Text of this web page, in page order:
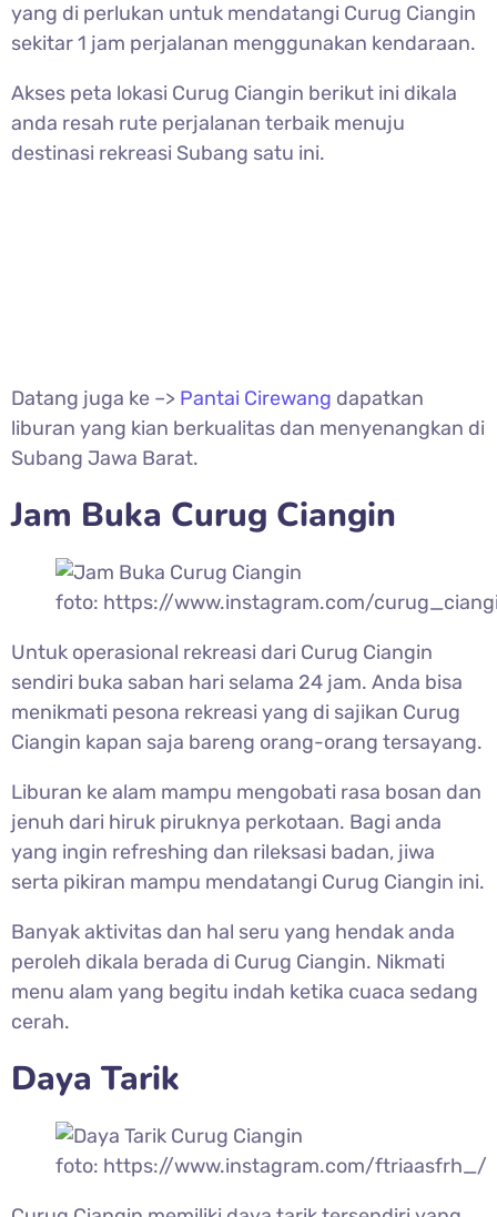
yang di perlukan untuk mendatangi Curug Ciangin
sekitar 1 jam perjalanan menggunakan kendaraan.
Akses peta lokasi Curug Ciangin berikut ini dikala
anda resah rute perjalanan terbaik menuju
destinasi rekreasi Subang satu ini.
Datang juga ke –> Pantai Cirewang dapatkan
liburan yang kian berkualitas dan menyenangkan di
Subang Jawa Barat.
Jam Buka Curug Ciangin
foto: https://www.instagram.com/
Untuk operasional rekreasi dari Curug Ciangin
sendiri buka saban hari selama 24 jam. Anda bisa
menikmati pesona rekreasi yang di sajikan Curug
Ciangin kapan saja bareng orang-orang tersayang.
Liburan ke alam mampu mengobati rasa bosan dan
jenuh dari hiruk piruknya perkotaan. Bagi anda
yang ingin refreshing dan rileksasi badan, jiwa
serta pikiran mampu mendatangi Curug Ciangin ini.
Banyak aktivitas dan hal seru yang hendak anda
peroleh dikala berada di Curug Ciangin. Nikmati
menu alam yang begitu indah ketika cuaca sedang
cerah.
Daya Tarik
foto: https://www.instagram.com/ftriaasfrh_/